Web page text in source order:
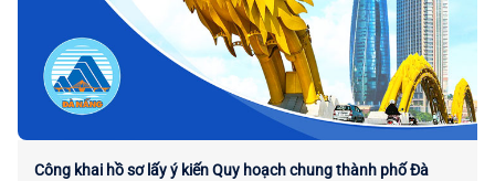
Công khai hồ sơ lấy ý kiến Quy hoạch chung thành phố Đà